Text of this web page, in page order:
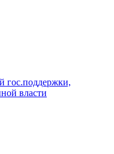
гос.поддержки,
власти